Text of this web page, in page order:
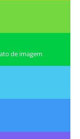
de imagem